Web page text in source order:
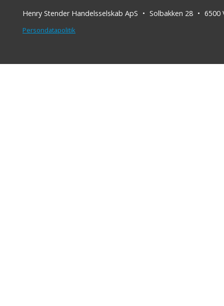
Henry Stender Handelsselskab ApS Solbakken 28 6500
Persondatapolitik